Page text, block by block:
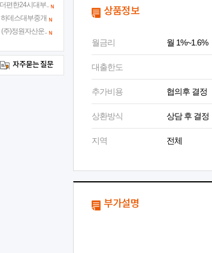
상품정보
월금리 월 1%~1.6%
대출한도
추가비용 협의후 결정
상환방식 상담 후 결정
지역 전체
부가설명
편한24시대부..
하데스대부중개
(주)정원자산운..
자주묻는 질문